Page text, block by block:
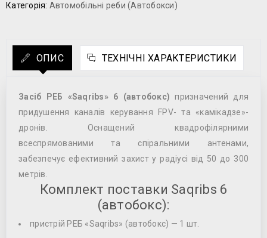
Категорія: Автомобільні реби (Автобокси)
ОПИС ТЕХНІЧНІ ХАРАКТЕРИСТИКИ
Засіб РЕБ «Saqribs» 6 (автобокс) призначений для
придушення каналів керування FPV- та «камікадзе»-
дронів. Оснащений квадрофілярними
всеспрямованими та спіральними антенами,
забезпечує ефективний захист у радіусі від 50 до 300
метрів.
Комплект поставки Saqribs 6
(автобокс):
пристрій РЕБ «Saqribs» (автобокс) — 1 шт.